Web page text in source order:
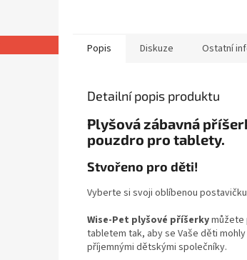
Popis Diskuze Ostatní
Detailní popis produktu
Plyšová zábavná
pouzdro pro tablety.
Stvořeno pro děti!
Vyberte si svoji oblíbenou
Wise-Pet plyšové příšerkymůžete
tabletem tak, aby se Vaše děti
příjemnými dětskými společníky.